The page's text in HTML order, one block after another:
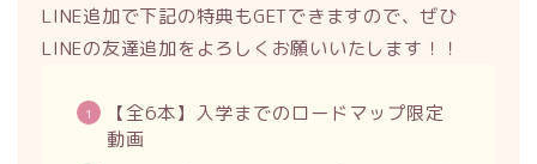
LINE追加で下記の特典もGETできますので、ぜひ
LINEの友達追加をよろしくお願いいたします！！
【全6本】入学までのロードマップ限定
動画